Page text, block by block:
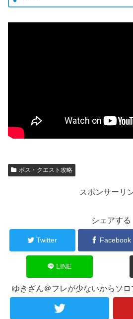
ボス・クエスト攻略
スポンサーリ
シェアする
Twitter Facebook
LINE
ゆきざん＠フレが少ないからソ